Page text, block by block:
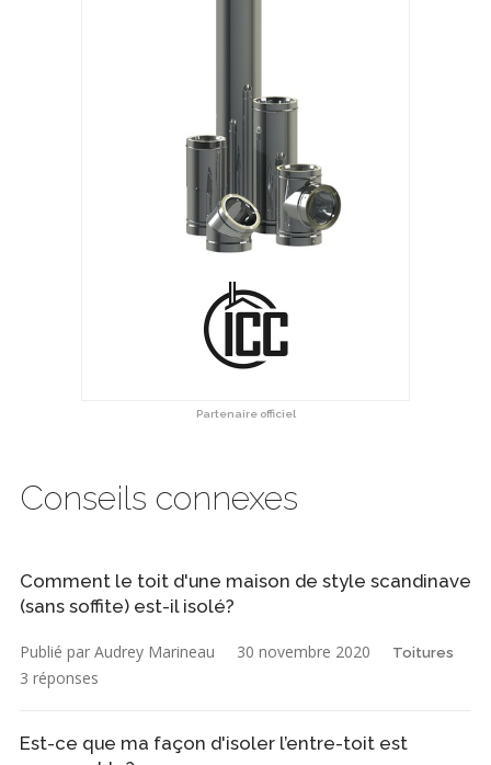
Partenaire officiel
Conseils connexes
Comment le toit d'une maison de style scandinave
(sans soffite) est-il isolé?
Publié par Audrey Marineau 30 novembre 2020 Toitures
3 réponses
Est-ce que ma façon d'isoler l’entre-toit est